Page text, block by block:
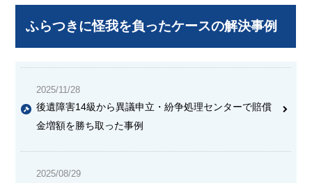
ふらつきに怪我を負ったケースの解決事例
2025/11/28
後遺障害14級から異議申立・紛争処理センターで賠償
金増額を勝ち取った事例
2025/08/29